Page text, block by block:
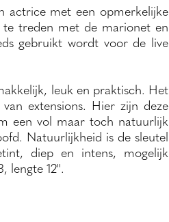
actrice met een opmerkelijke
treden met de marionet en
gebruikt wordt voor de live
leuk en praktisch. Het
extensions. Hier zijn deze
een vol maar toch natuurlijk
Natuurlijkheid is de sleutel
diep en intens, mogelijk
lengte 12".